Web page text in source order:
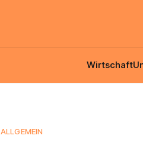
Wirtschaft
ALLGEMEIN